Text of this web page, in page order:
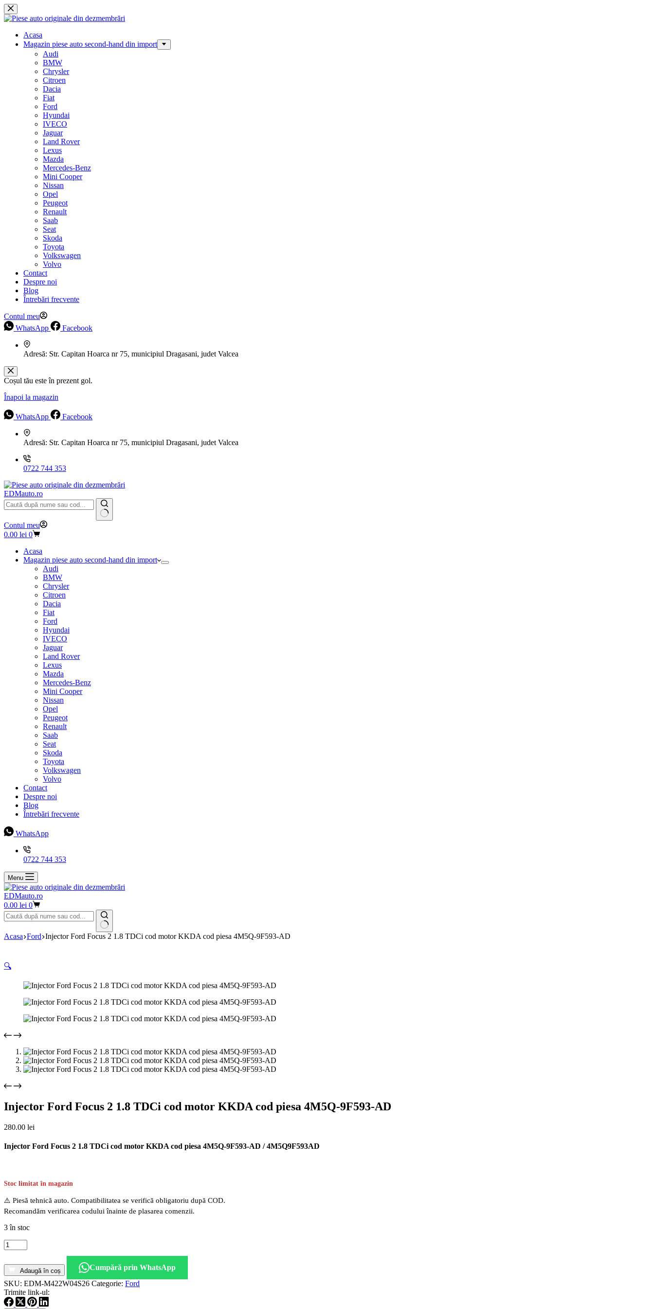
Sari
la
Acasa
Magazin piese auto second-hand din import
Audi
BMW
Chrysler
Citroen
Dacia
Fiat
Ford
Hyundai
IVECO
Jaguar
Land Rover
Lexus
Mazda
Mercedes-Benz
Mini Cooper
Nissan
Opel
Peugeot
Renault
Saab
Seat
Skoda
Toyota
Volkswagen
Volvo
Contact
Despre noi
Blog
Întrebări frecvente
Contul meu
WhatsApp
Facebook
Adresă: Str. Capitan Hoarca nr 75, municipiul Dragasani, judet Valcea
Coșul tău este în prezent gol.
Înapoi la magazin
WhatsApp Facebook
Adresă: Str. Capitan Hoarca nr 75, municipiul Dragasani, judet Valcea
0722 744 353
EDMauto.ro
Niciun
rezultat
Contul meu
Coș
cumpărături
0.00 lei 0
Acasa
Magazin piese auto second-hand din import
Audi
BMW
Chrysler
Citroen
Dacia
Fiat
Ford
Hyundai
IVECO
Jaguar
Land Rover
Lexus
Mazda
Mercedes-Benz
Mini Cooper
Nissan
Opel
Peugeot
Renault
Saab
Seat
Skoda
Toyota
Volkswagen
Volvo
Contact
Despre noi
Blog
Întrebări frecvente
WhatsApp
0722 744 353
Menu
EDMauto.ro
Coș
de
cumpărături
0.00 lei 0
Niciun
Acasa Ford Injector Ford Focus 2 1.8 TDCi cod motor KKDA cod piesa 4M5Q-9F593-AD
🔍
Injector Ford Focus 2 1.8 TDCi cod motor KKDA cod piesa 4M5Q-9F593-AD
280.00 lei
Injector Ford Focus 2 1.8 TDCi cod motor KKDA cod piesa 4M5Q-9F593-AD / 4M5Q9F593AD
Stoc limitat în magazin
⚠️ Piesă tehnică auto. Compatibilitatea se verifică obligatoriu după COD.
Recomandăm verificarea codului înainte de plasarea comenzii.
3 în stoc
Cantitate
Injector
Focus
2
1.8
TDCi
cod
Adaugă în coș
Cumpără prin WhatsApp
SKU: EDM-M422W04S26 Categorie: Ford
Trimite link-ul: